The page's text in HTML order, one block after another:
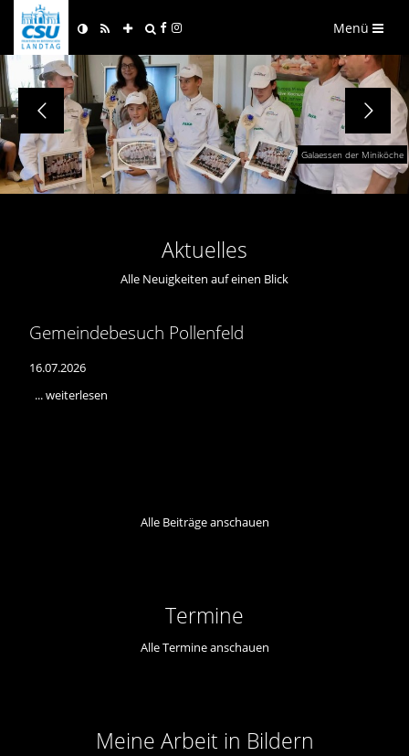
Menü
Galaessen der Miniköche
Aktuelles
Alle Neuigkeiten auf einen Blick
Gemeindebesuch Pollenfeld
16.07.2026
...weiterlesen
Alle Beiträge anschauen
Termine
Alle Termine anschauen
Meine Arbeit in Bildern